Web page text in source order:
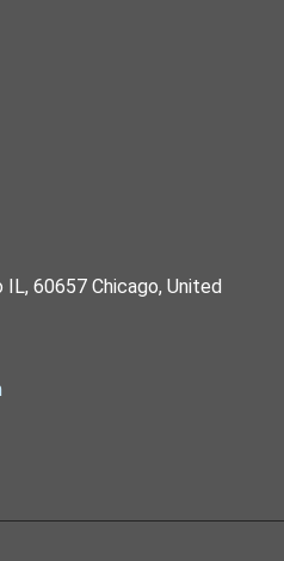
IL, 60657 Chicago, United